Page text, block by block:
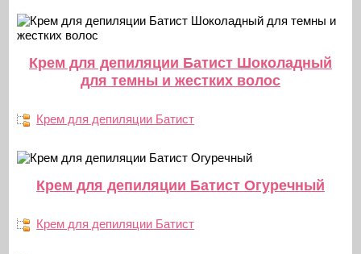
Крем для депиляции Батист Шоколадный
для темны и жестких волос
Крем для депиляции Батист
Крем для депиляции Батист Огуречный
Крем для депиляции Батист